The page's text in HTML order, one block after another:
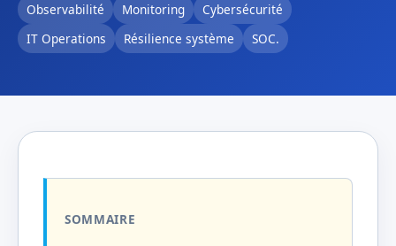
Observabilité Monitoring
Cybersécurité
IT Operations
Résilience système SOC.
SOMMAIRE